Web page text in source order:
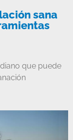
sana
que puede